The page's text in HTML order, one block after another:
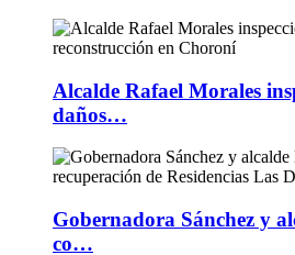
Alcalde Rafael Morales
daños…
Gobernadora Sánchez y
co…